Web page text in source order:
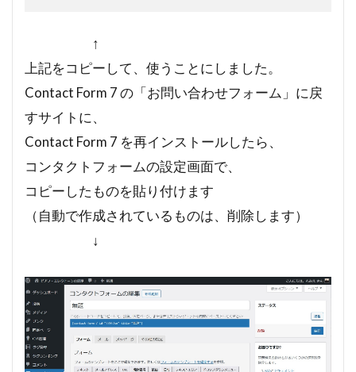
↑
上記をコピーして、使うことにしました。
Contact Form 7 の「お問い合わせフォーム」に戻
すサイトに、
Contact Form 7 を再インストールしたら、
コンタクトフォームの設定画面で、
コピーしたものを貼り付けます
（自動で作成されているものは、削除します）
↓